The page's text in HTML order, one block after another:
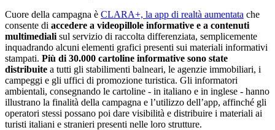
Cuore della campagna è CLARA+, la app di realtà aumentata che
consente di accedere a videopillole informative e a contenuti
multimediali sul servizio di raccolta differenziata, semplicemente
inquadrando alcuni elementi grafici presenti sui materiali informativi
stampati. Più di 30.000 cartoline informative sono state
distribuite a tutti gli stabilimenti balneari, le agenzie immobiliari, i
campeggi e gli uffici di promozione turistica. Gli informatori
ambientali, consegnando le cartoline - in italiano e in inglese - hanno
illustrano la finalità della campagna e l’utilizzo dell’app, affinché gli
operatori stessi possano poi dare visibilità e distribuire i materiali ai
turisti italiani e stranieri presenti nelle loro strutture.